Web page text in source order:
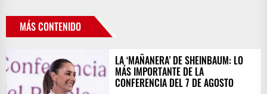
MÁS CONTENIDO
LA ‘MAÑANERA’ DE SHEINBAUM: LO
MÁS IMPORTANTE DE LA
CONFERENCIA DEL 7 DE AGOSTO